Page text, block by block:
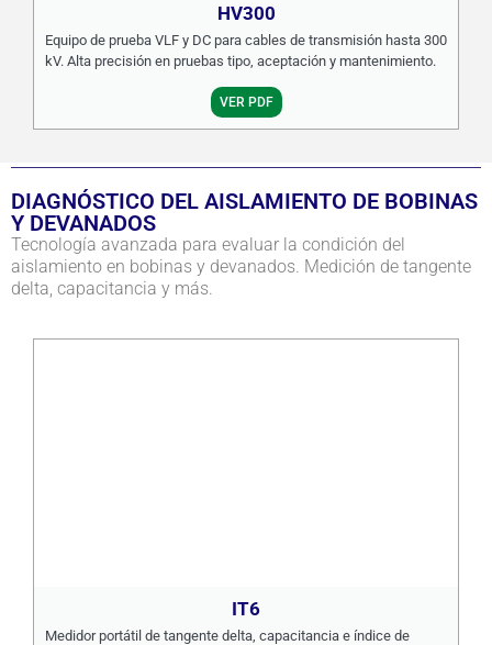
HV300
Equipo de prueba VLF y DC para cables de transmisión hasta 300
kV. Alta precisión en pruebas tipo, aceptación y mantenimiento.
VER PDF
DIAGNÓSTICO DEL AISLAMIENTO DE BOBINAS
Y DEVANADOS
Tecnología avanzada para evaluar la condición del
aislamiento en bobinas y devanados. Medición de tangente
delta, capacitancia y más.
IT6
Medidor portátil de tangente delta, capacitancia e índice de